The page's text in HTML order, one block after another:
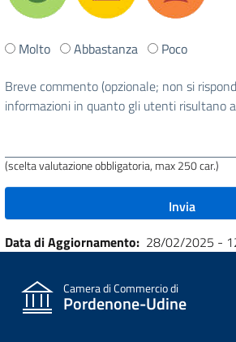
Ti
stata
utile
Molto Abbastanza
Poco
Breve commento (opzionale; non si
informazioni in quanto gli utenti risultano
(scelta valutazione obbligatoria, max 250 car.)
Data di Aggiornamento 28/02/2025 -
Camera di Commercio di
Pordenone-Udine